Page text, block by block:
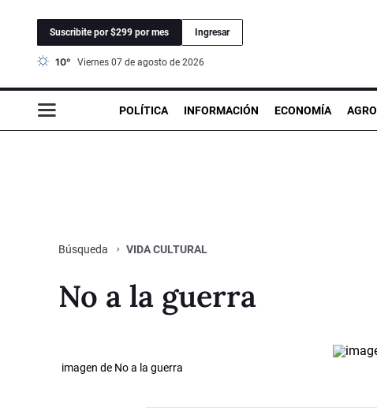
Suscribite por $299 por mes Ingresar
10° viernes 07 de agosto de 2026
POLÍTICA INFORMACIÓN ECONOMÍA AGRO
Búsqueda VIDA CULTURAL
No a la guerra
imagen de No a la guerra